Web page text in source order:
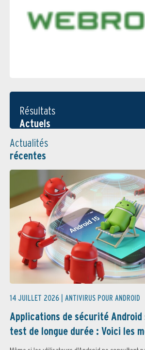
Résultats
Actuels
Actualités
récentes
14 JUILLET 2026 | ANTIVIRUS POUR ANDROID
Applications de sécurité Android
test de longue durée : Voici les